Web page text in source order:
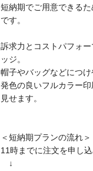
短納期でご用意できる
です。
訴求力とコストパフォ
ッジ。
帽子やバッグなどにつ
発色の良いフルカラー
見せます。
＜短納期プランの流れ＞
11時までに注文を申し
↓